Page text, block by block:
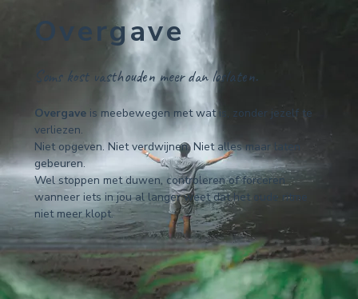
Overgave
Soms kost vasthouden meer dan loslaten.
Overgave is meebewegen met wat is, zonder jezelf te
verliezen.
Niet opgeven. Niet verdwijnen. Niet alles maar laten
gebeuren.
Wel stoppen met duwen, controleren of forceren
wanneer iets in jou al langer weet dat het oude ritme
niet meer klopt.